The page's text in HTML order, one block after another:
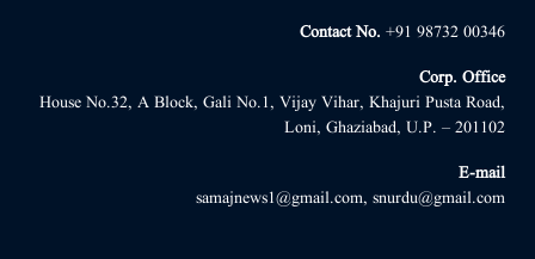
Contact No. +91 98732 00346
Corp. Office
House No.32, A Block, Gali No.1, Vijay Vihar, Khajuri Pusta Road,
Loni, Ghaziabad, U.P. – 201102
E-mail
samajnews1@gmail.com, snurdu@gmail.com